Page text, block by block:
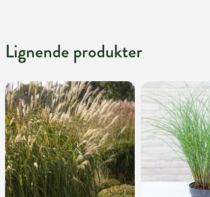
Lignende produkter